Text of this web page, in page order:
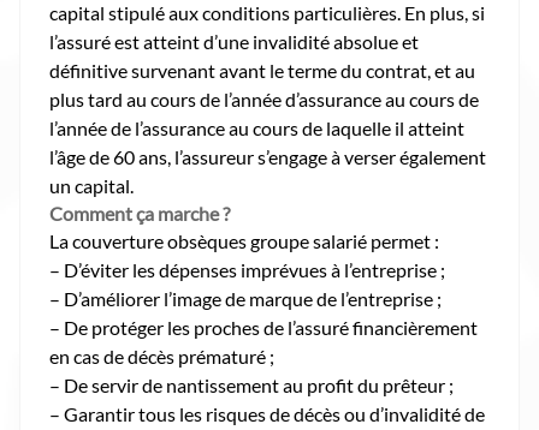
capital stipulé aux conditions particulières. En plus, si
l’assuré est atteint d’une invalidité absolue et
définitive survenant avant le terme du contrat, et au
plus tard au cours de l’année d’assurance au cours de
l’année de l’assurance au cours de laquelle il atteint
l’âge de 60 ans, l’assureur s’engage à verser également
un capital.
Comment ça marche ?
La couverture obsèques groupe salarié permet :
– D’éviter les dépenses imprévues à l’entreprise ;
– D’améliorer l’image de marque de l’entreprise ;
– De protéger les proches de l’assuré financièrement
en cas de décès prématuré ;
– De servir de nantissement au profit du prêteur ;
– Garantir tous les risques de décès ou d’invalidité de